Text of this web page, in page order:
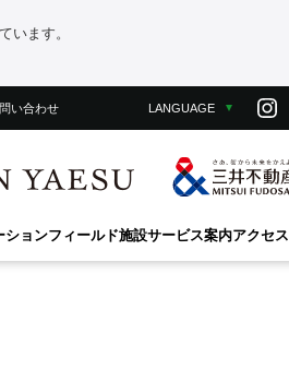
います。
い合わせ LANGUAGE
ションフィールド施設サービス案内アクセス